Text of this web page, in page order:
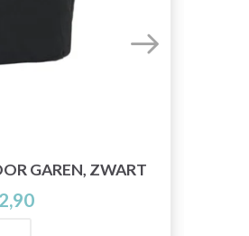
GAREN, ZWART